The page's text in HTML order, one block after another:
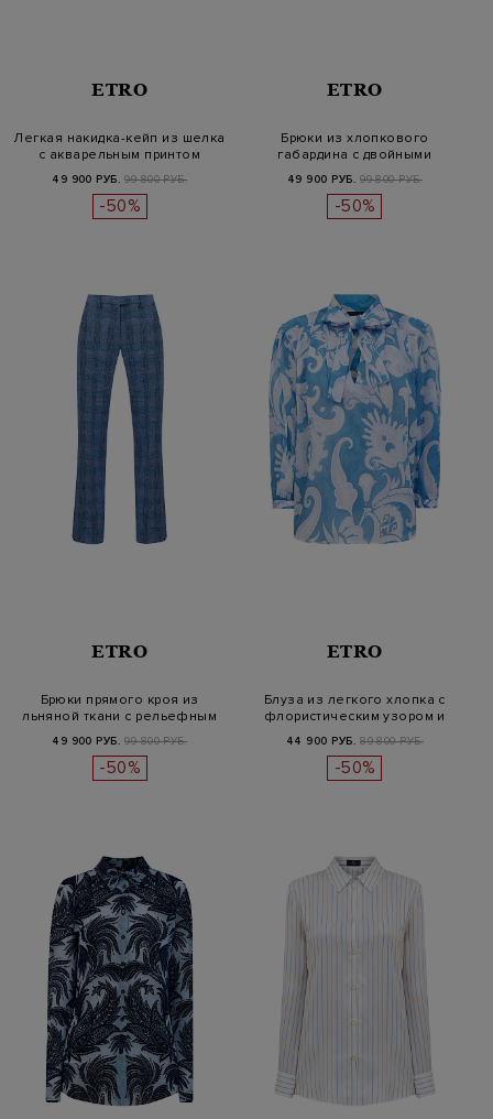
ETRO
Легкая накидка-кейп из шелка
с акварельным принтом
49 900 РУБ. 99 800 РУБ.
-50%
ETRO
Брюки из хлопкового
габардина с двойными
пуговицами Pe…
49 900 РУБ. 99 800 РУБ.
-50%
ETRO
Брюки прямого кроя из
льняной ткани с рельефным
узором…
49 900 РУБ. 99 800 РУБ.
-50%
ETRO
Блуза из легкого хлопка с
флористическим узором и
лент…
44 900 РУБ. 89 800 РУБ.
-50%